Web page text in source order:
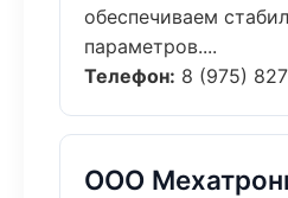
обеспечиваем
параметров....
Телефон: 8 (975)
ООО